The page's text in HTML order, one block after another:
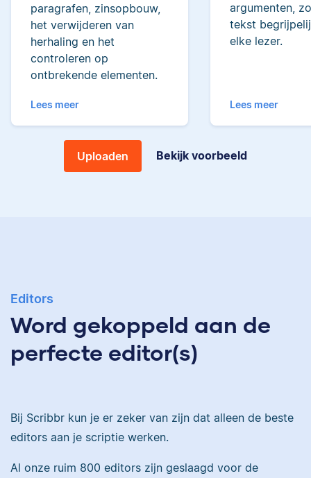
paragrafen, zinsopbouw,
het verwijderen van
herhaling en het
controleren op
ontbrekende elementen.
Lees meer
argumenten,
tekst
elke lezer.
Lees meer
Uploaden Bekijk voorbeeld
Editors
Word gekoppeld aan de
perfecte editor(s)
Bij Scribbr kun je er zeker van zijn dat alleen de beste
editors aan je scriptie werken.
Al onze ruim 800 editors zijn geslaagd voor de
Yves heeft een MSc in
Econometrie, is
heeft gewerkt als
werkt als senior editor
bij Scribbr waar ze al
meer dan 2,5 miljoen
woorden heeft
Erica
journalistiek en heeft
als Scribbr-editor al
meer dan 600
Ingrid
geredigeerd.